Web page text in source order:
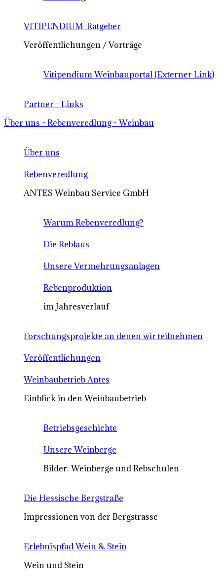
VITIPENDIUM-Ratgeber
Veröffentlichungen / Vorträge
Vitipendium Weinbauportal (Externer Link)
Partner - Links
Über uns - Rebenveredlung - Weinbau
Über uns
Rebenveredlung
ANTES Weinbau Service GmbH
Warum Rebenveredlung?
Die Reblaus
Unsere Vermehrungsanlagen
Rebenproduktion
im Jahresverlauf
Forschungsprojekte an denen wir teilnehmen
Veröffentlichungen
Weinbaubetrieb Antes
Einblick in den Weinbaubetrieb
Betriebsgeschichte
Unsere Weinberge
Bilder: Weinberge und Rebschulen
Die Hessische Bergstraße
Impressionen von der Bergstrasse
Erlebnispfad Wein & Stein
Wein und Stein